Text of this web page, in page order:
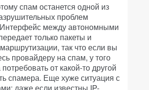
спам останется одной из
проблем
между автономными
только пакеты и
так что если вы
провайдеру на спам, у того
от какой-то другой
спамера. Еще хуже ситуация с
даже если известны IP-